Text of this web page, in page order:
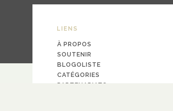
LIENS
À PROPOS
SOUTENIR
BLOGOLISTE
CATÉGORIES
PARTENARIATS